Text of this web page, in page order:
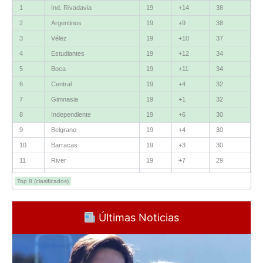
Fluminense 8
Bolívar
La Guaira 3
Grupo D
Boca Jrs.
Barcelona SC 3
Platense
Santa Fe
1 Ind. Rivadavia 19 +14 38
2 Argentinos 19 +9 38
3 Vélez 19 +10 37
4 Estudiantes 19 +12 34
5 Boca 19 +11 34
6 Central 19 +4 32
7 Gimnasia 19 +1 32
8 Independiente 19 +6 30
9 Belgrano 19 +4 30
10 Barracas 19 +3 30
11 River 19 +7 29
12 Talleres 19 +5 29
13 Lanús 19 +2 27
19 +4
16 Unión 19 +3 25
17 Racing
Top 8 (clasificados)
Últimas Noticias